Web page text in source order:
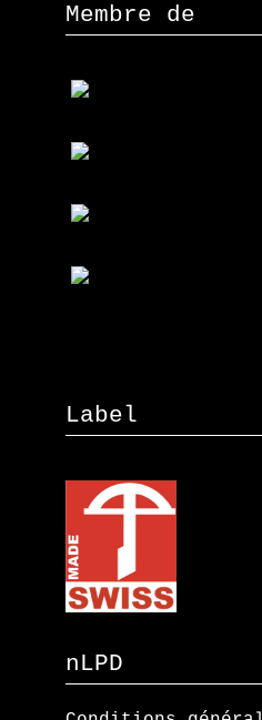
Membre de
Label
nLPD